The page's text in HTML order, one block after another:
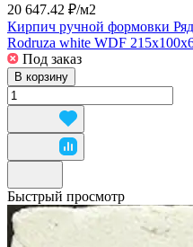
20 647.42 ₽/м2
Кирпич ручной формовки
Rodruza white WDF
Под заказ
В корзину
Быстрый просмотр